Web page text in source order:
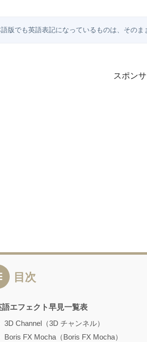
版でも英語表記になっているものは、そのま
スポン
目次
語エフェクト早見一覧表
3D Channel（3D チャンネル）
Boris FX Mocha（Boris FX Mocha）